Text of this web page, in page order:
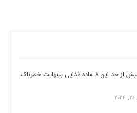
مصرف بیش از حد این 8 ماده غذایی بینهایت خطرناک